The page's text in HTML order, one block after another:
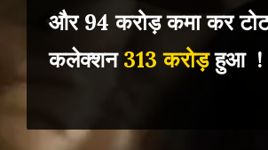
और 94 करोड़ कमा कर
कलेक्शन313 करोड़हुआ !